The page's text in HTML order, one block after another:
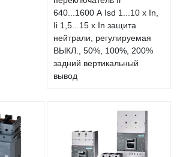
640...1600 А Isd 1...10 x In,
Ii 1,5...15 x In защита
нейтрали, регулируемая
ВЫКЛ., 50%, 100%, 200%
задний вертикальный
вывод